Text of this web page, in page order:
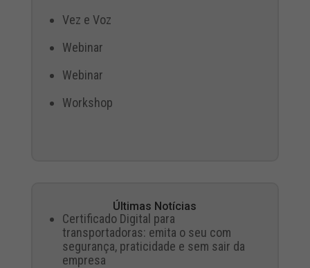
Vez e Voz
Webinar
Webinar
Workshop
Últimas Notícias
Certificado Digital para
transportadoras: emita o seu com
segurança, praticidade e sem sair da
empresa